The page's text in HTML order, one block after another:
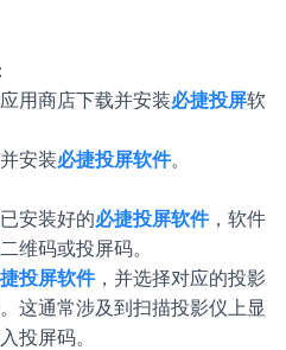
用商店下载并安装必捷投屏软
安装必捷投屏软件。
安装好的必捷投屏软件，软件
维码或投屏码。
投屏软件，并选择对应的投影
这通常涉及到扫描投影仪上显
投屏码。